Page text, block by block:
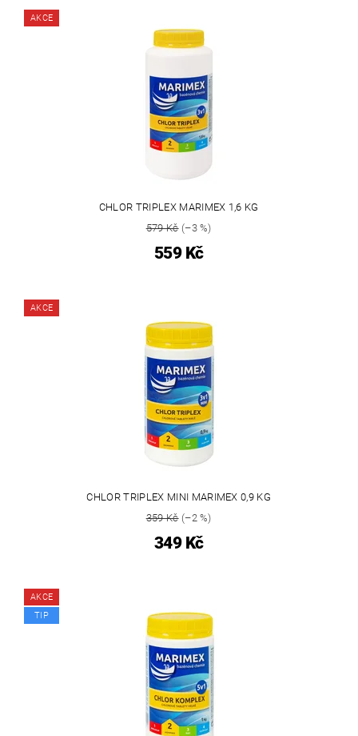
AKCE
CHLOR TRIPLEX MARIMEX 1,6 KG
579 Kč(–3 %)
559 Kč
AKCE
CHLOR TRIPLEX MINI MARIMEX 0,9 KG
359 Kč(–2 %)
349 Kč
AKCE
TIP